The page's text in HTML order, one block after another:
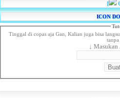
[
ICON
Tinggal di copas aja Gan, Kalian juga bisa
tanpa
↓ Masukan